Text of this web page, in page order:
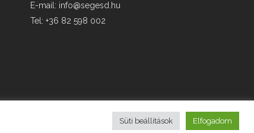
E-mail: info@segesd.hu
Tel: +36 82 598 002
Süti beállítások Elfogadom